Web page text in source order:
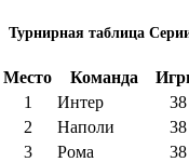
Турнирная таблица
Место Команда
1
Интер 38
2
Наполи 38
3
Рома 38